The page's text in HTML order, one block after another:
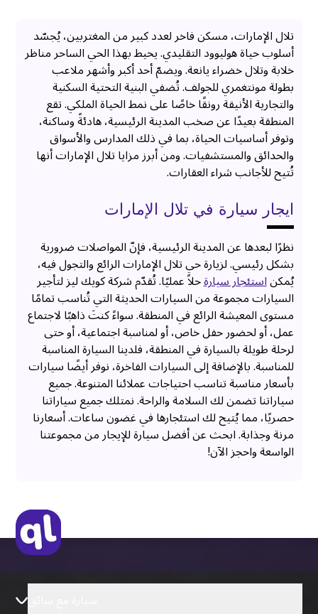
تلال الإمارات، مسكن فاخر لعدد كبير من المغتربين، يُجسّد
أسلوب حياة هوليوود التقليدي. يحيط بهذا الحي الساحر مناظر
خلابة وتلال خضراء يانعة. ويضمّ أحد أكبر وأشهر ملاعب
بطولة مونتغمري للجولف. تُضفي البنية التحتية السكنية
والتجارية الأنيقة رونقًا خاصًا على نمط الحياة الملكي. تقع
المنطقة بعيدًا عن صخب المدينة الرئيسية، هادئةً وساكنة،
وتوفر أساسيات الحياة، بما في ذلك المدارس والأسواق
والحدائق والمستشفيات. ومن أبرز مزايا تلال الإمارات أنها
تُتيح للأجانب شراء العقارات.
ايجار سيارة في تلال الإمارات
نظرًا لبعدها عن المدينة الرئيسية، فإنّ المواصلات ضرورية
بشكل رئيسي. لزيارة حي تلال الإمارات الرائع والتجول فيه،
يُمكناستئجار سيارةحلاً عمليًا. تُقدّم شركة كويك ليز لتأجير
السيارات مجموعة من السيارات الحديثة التي تُناسب تمامًا
مستوى المعيشة الرائع في المنطقة. سواءً كنتَ ذاهبًا لاجتماع
عمل، أو لحضور حفل خاص، أو لمناسبة اجتماعية، أو حتى
لرحلة طويلة بالسيارة في المنطقة، فلدينا السيارة المناسبة
للمناسبة. بالإضافة إلى السيارات الفاخرة، نوفر أيضًا سيارات
بأسعار مناسبة تناسب احتياجات عملائنا المتنوعة. جميع
سياراتنا تضمن لك السلامة والراحة. نمتلك جميع سياراتنا
حصريًا، مما يُتيح لك استئجارها في غضون ساعات. أسعارنا
مرنة وجذابة. ابحث عن أفضل سيارة للإيجار من مجموعتنا
الواسعة واحجز الآن!